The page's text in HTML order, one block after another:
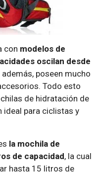
con modelos de
oscilan desde
además, poseen mucho
Todo esto
de hidratación de
ideal para ciclistas y
la mochila de
de capacidad, la cual
hasta 15 litros de